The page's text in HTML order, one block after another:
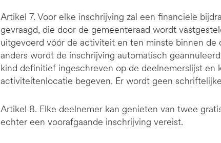
Artikel 7. Voor elke inschrijving zal een financiële
gevraagd, die door de gemeenteraad wordt
uitgevoerd vóór de activiteit en ten minste binnen
anders wordt de inschrijving automatisch
kind definitief ingeschreven op de deelnemerslijst en
activiteitenlocatie begeven. Er wordt geen
Artikel 8. Elke deelnemer kan genieten van twee
echter een voorafgaande inschrijving vereist.